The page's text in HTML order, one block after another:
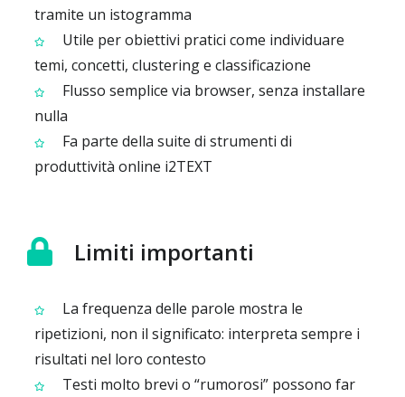
tramite un istogramma
Utile per obiettivi pratici come individuare
temi, concetti, clustering e classificazione
Flusso semplice via browser, senza installare
nulla
Fa parte della suite di strumenti di
produttività online i2TEXT
Limiti importanti
La frequenza delle parole mostra le
ripetizioni, non il significato: interpreta sempre i
risultati nel loro contesto
Testi molto brevi o “rumorosi” possono far